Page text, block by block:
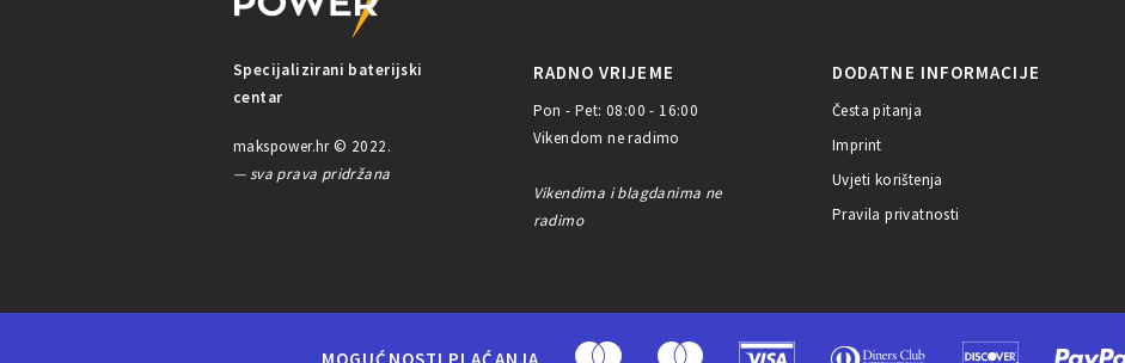
Specijalizirani baterijski
centar
makspower.hr © 2022.
— sva prava pridržana
RADNO VRIJEME
Pon - Pet: 08:00 - 16:00
Vikendom ne radimo
Vikendima i blagdanima ne
radimo
DODATNE INFORMACIJE
Česta pitanja
Imprint
Uvjeti korištenja
Pravila privatnosti